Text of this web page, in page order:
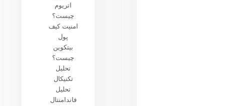
اتریوم
چیست؟
امنیت کیف
پول
بیتکوین
چیست؟
تحلیل
تکنیکال
تحلیل
فاندامنتال